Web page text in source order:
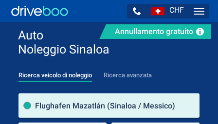
CHF
Annullamento gratuito
Auto
Noleggio Sinaloa
Ricerca veicolo di noleggio Ricerca avanzata
Flughafen Mazatlán (Sinaloa / Messico)